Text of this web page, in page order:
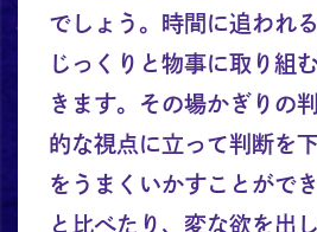
でしょう。時間に追われ
じっくりと物事に取り組
きます。その場かぎりの
的な視点に立って判断を
をうまくいかすことがで
と比べたり、変な欲を出